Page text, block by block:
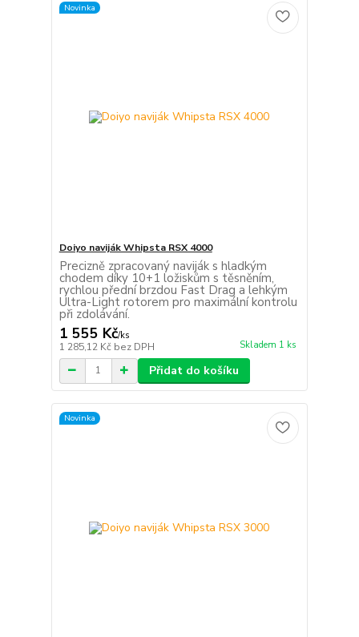
Novinka
Doiyo naviják Whipsta RSX 4000
Precizně zpracovaný naviják s hladkým
chodem díky 10+1 ložiskům s těsněním,
rychlou přední brzdou Fast Drag a lehkým
Ultra-Light rotorem pro maximální kontrolu
při zdolávání.
1 555 Kč/ks
1 285,12 Kč bez DPH Skladem 1 ks
Přidat do košíku
Novinka